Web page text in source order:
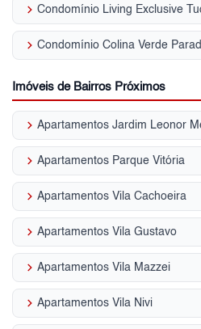
keyboard_arrow_right Condomínio Living Exclusive
keyboard_arrow_right Condomínio Colina Verde
Imóveis de Bairros Próximos
keyboard_arrow_right Apartamentos Jardim Leonor
keyboard_arrow_right Apartamentos Parque Vitória
keyboard_arrow_right Apartamentos Vila Cachoeira
keyboard_arrow_right Apartamentos Vila Gustavo
keyboard_arrow_right Apartamentos Vila Mazzei
keyboard_arrow_right Apartamentos Vila Nivi